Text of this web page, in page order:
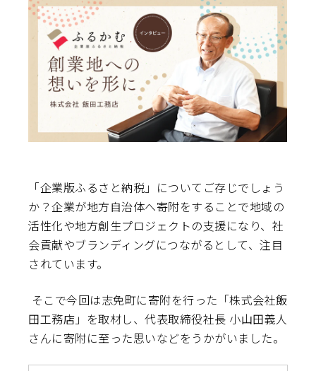
「企業版ふるさと納税」についてご存じでしょう
か？企業が地方自治体へ寄附をすることで地域の
活性化や地方創生プロジェクトの支援になり、社
会貢献やブランディングにつながるとして、注目
されています。
そこで今回は志免町に寄附を行った「株式会社飯
田工務店」を取材し、代表取締役社長 小山田義人
さんに寄附に至った思いなどをうかがいました。